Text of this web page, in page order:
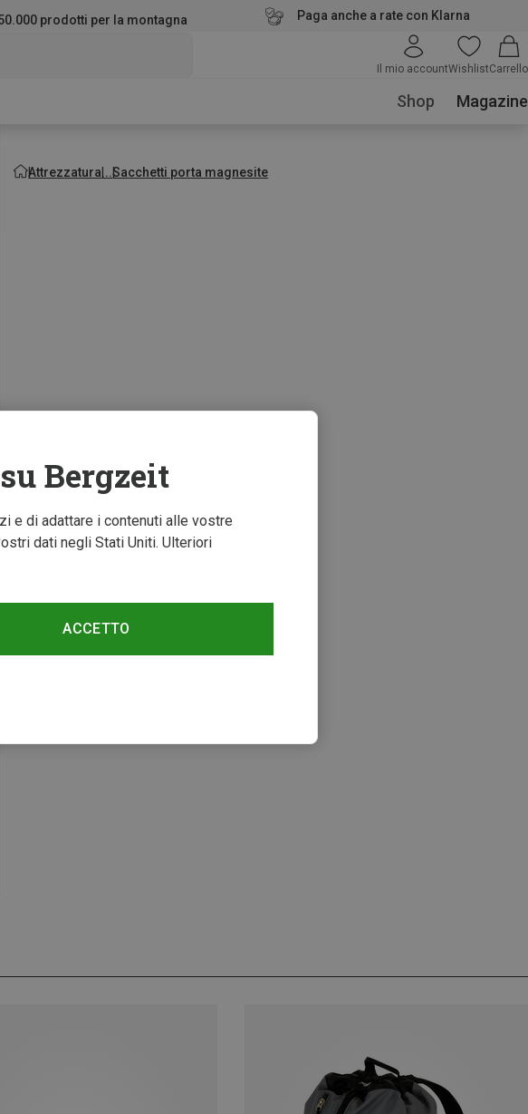
prodotti per la montagna Paga anche a rate con Klarna
Il mio accountWishlistCarrello
Shop Magazine
Attrezzatura Sacchetti porta magnesite
Bergzeit
e di adattare i contenuti alle vostre
dati negli Stati Uniti. Ulteriori
ACCETTO